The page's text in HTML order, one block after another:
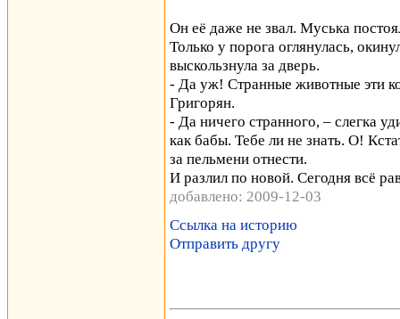
Он её даже не звал. Муська
Только у порога оглянулась,
выскользнула за дверь.
- Да уж! Странные животные эти
Григорян.
- Да ничего странного, – слегка
как бабы. Тебе ли не знать. О!
за пельмени отнести.
И разлил по новой. Сегодня всё
добавлено: 2009-12-03
Ссылка на историю
Отправить другу